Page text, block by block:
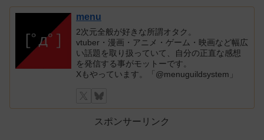
menu
2次元全般が好きな所謂オタク。
vtuber・漫画・アニメ・ゲーム・映画など幅広
い話題を取り扱っていて、自分の正直な感想
を発信する事がモットーです。
Xもやっています。「@menuguildsystem」
スポンサーリンク